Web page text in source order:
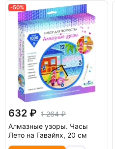
-50%
632
1 264
Алмазные узоры. Часы
Лето на Гавайях, 20 см